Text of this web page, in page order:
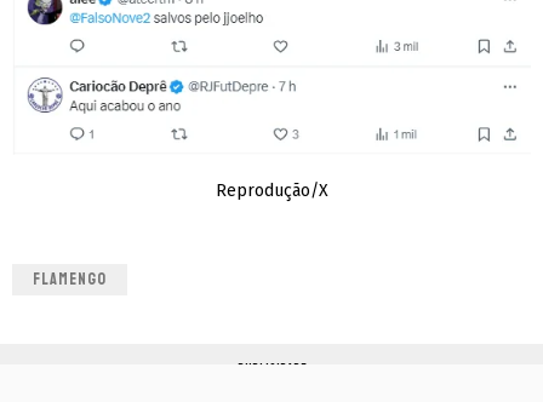
Reprodução/X
FLAMENGO
PUBLICIDADE